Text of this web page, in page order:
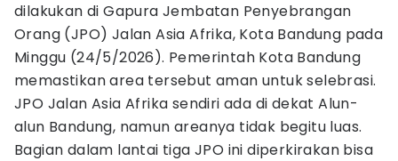
dilakukan di Gapura Jembatan Penyebrangan
Orang (JPO) Jalan Asia Afrika, Kota Bandung pada
Minggu (24/5/2026). Pemerintah Kota Bandung
memastikan area tersebut aman untuk selebrasi.
JPO Jalan Asia Afrika sendiri ada di dekat Alun-
alun Bandung, namun areanya tidak begitu luas.
Bagian dalam lantai tiga JPO ini diperkirakan bisa